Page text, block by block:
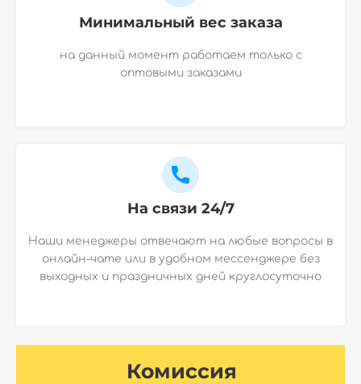
Минимальный вес заказа
на данный момент работаем только с
оптовыми заказами
На связи 24/7
Наши менеджеры отвечают на любые вопросы в
онлайн-чате или в удобном мессенджере без
выходных и праздничных дней круглосуточно
Комиссия